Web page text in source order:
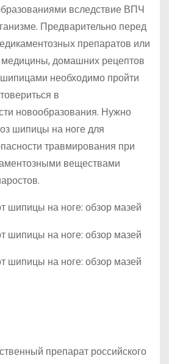
вследствие ВПЧ
Предварительно перед
препаратов или
домашних рецептов
необходимо пройти
в
новообразования. Нужно
шипицы на ноге для
травмирования при
веществами
препарат российского